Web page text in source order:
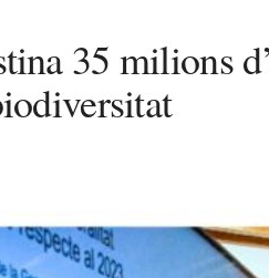
35 milions